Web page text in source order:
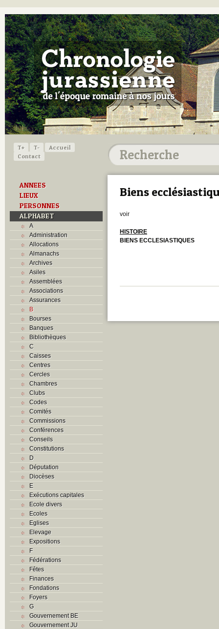
T+ T-
Accueil
Contact
ANNEES
LIEUX
PERSONNES
ALPHABET
A
Administration
Allocations
Almanachs
Archives
Asiles
Assemblées
Associations
Assurances
B
Bourses
Banques
Bibliothèques
C
Caisses
Centres
Cercles
Chambres
Clubs
Codes
Comités
Commissions
Conférences
Conseils
Constitutions
D
Députation
Diocèses
E
Exécutions capitales
Ecole divers
Ecoles
Eglises
Elevage
Expositions
F
Fédérations
Fêtes
Finances
Fondations
Foyers
G
Gouvernement BE
Gouvernement JU
Biens
voir
HISTOIRE
BIENS ECCLESIASTIQUES